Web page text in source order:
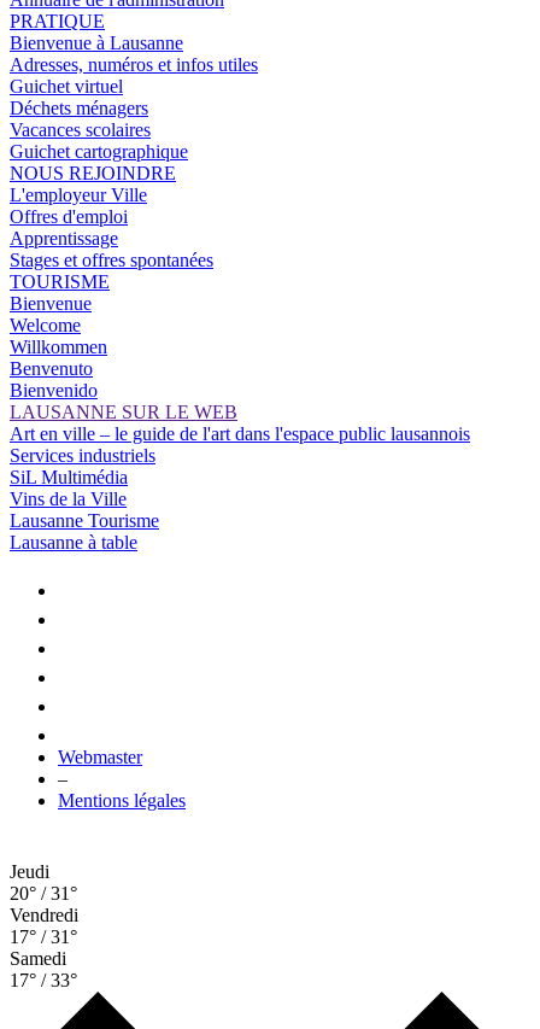
PRATIQUE
Bienvenue à Lausanne
Adresses, numéros et infos utiles
Guichet virtuel
Déchets ménagers
Vacances scolaires
Guichet cartographique
NOUS REJOINDRE
L'employeur Ville
Offres d'emploi
Apprentissage
Stages et offres spontanées
TOURISME
Bienvenue
Welcome
Willkommen
Benvenuto
Bienvenido
LAUSANNE SUR LE WEB
Art en ville – le guide de l'art dans l'espace public lausannois
Services industriels
SiL Multimédia
Vins de la Ville
Lausanne Tourisme
Lausanne à table
Webmaster
–
Mentions légales
Jeudi
20° / 31°
Vendredi
17° / 31°
Samedi
17° / 33°